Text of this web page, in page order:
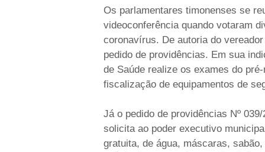
Os parlamentares timonenses se
videoconferência quando votaram
coronavírus. De autoria do
pedido de providências. Em sua
de Saúde realize os exames do
fiscalização de equipamentos de
Já o pedido de providências Nº
solicita ao poder executivo
gratuita, de água, máscaras,